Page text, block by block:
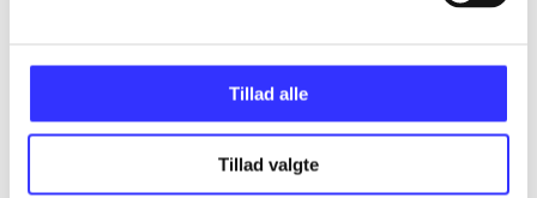
Tillad alle
Tillad valgte